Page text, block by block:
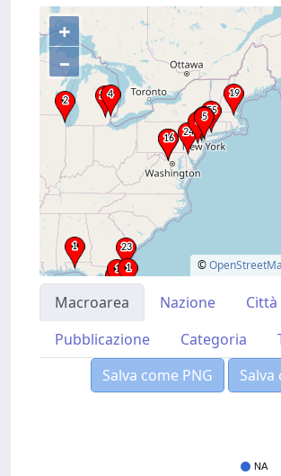
+
–
©
Macroarea Nazione
Città
Pubblicazione
Categoria
Salva come PNG
Salva
NA